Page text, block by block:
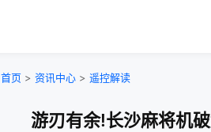
首页 > 资讯中心 > 遥控解读
游刃有余!长沙麻将机